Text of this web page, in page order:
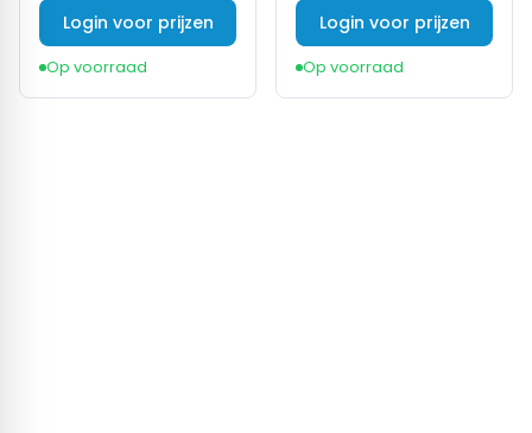
Login voor prijzen
Op voorraad
Login voor prijzen
Op voorraad